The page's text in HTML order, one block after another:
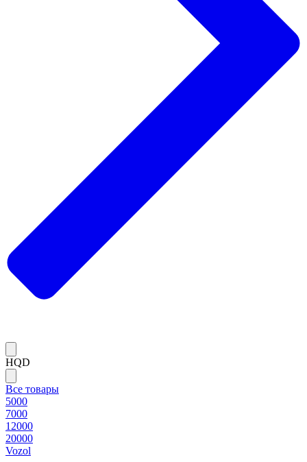
HQD
Все товары
5000
7000
12000
20000
Vozol